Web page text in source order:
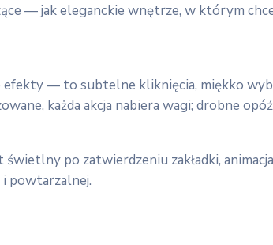
— jak eleganckie wnętrze, w którym
efekty — to subtelne kliknięcia, miękko
każda akcja nabiera wagi; drobne
po zatwierdzeniu zakładki,
powtarzalnej.